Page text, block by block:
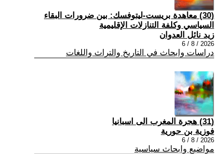
(30) معاهدة بريست-ليتوفسك: بين ضرورات البقاء
السياسي وكلفة التنازلات الإقليمية
زيد نائل العدوان
2026 / 8 / 6
دراسات وابحاث في التاريخ والتراث واللغات
(31) هجرة المغرب الى اسبانيا
فوزية بن حورية
2026 / 8 / 6
مواضيع وابحاث سياسية